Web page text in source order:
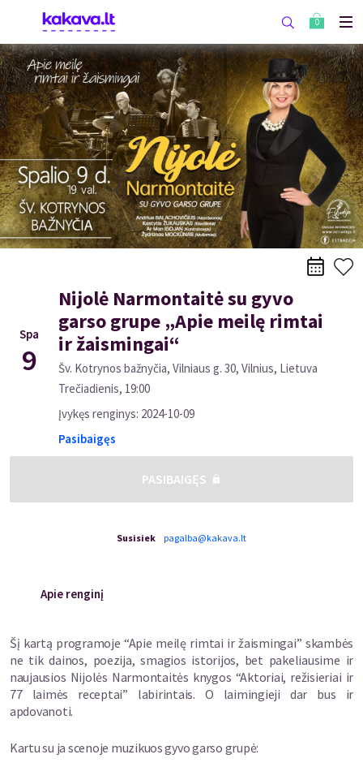
0
Spa
9
Nijolė Narmontaitė su gyvo
garso grupe „Apie meilę rimtai
ir žaismingai“
Šv. Kotrynos bažnyčia, Vilniaus g. 30, Vilnius, Lietuva
Trečiadienis, 19:00
Įvykęs renginys: 2024-10-09
Pasibaigęs
PASIBAIGĘS
Susisiek pagalba@kakava.lt
Apie renginį
Šį kartą programoje “Apie meilę rimtai ir žaismingai” skambės
ne tik dainos, poezija, smagios istorijos, bet pakeliausime ir
naujausios Nijolės Narmontaitės knygos “Aktoriai, režisieriai ir
77 laimės receptai” labirintais. O laimingieji dar bus ir
apdovanoti.
Kartu su ja scenoje muzikuos gyvo garso grupė: